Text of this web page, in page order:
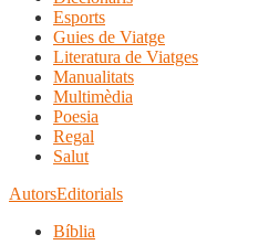
Esports
Guies de Viatge
Literatura de Viatges
Manualitats
Multimèdia
Poesia
Regal
Salut
AutorsEditorials
Bíblia